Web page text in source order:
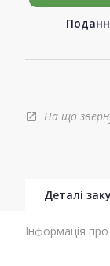
open_in_new На що
Деталі
Інформація